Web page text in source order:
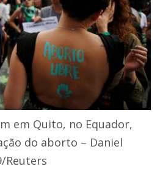
em Quito, no Equador,
do aborto – Daniel
Reuters